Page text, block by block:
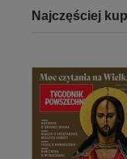
Najczęściej